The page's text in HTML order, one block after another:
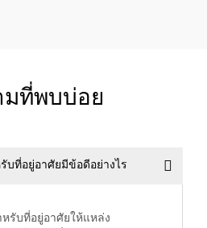
มที่พบบ่อย
บที่อยู่อาศัยมีข้อดีอย่างไร
หรับที่อยู่อาศัยให้แหล่ง